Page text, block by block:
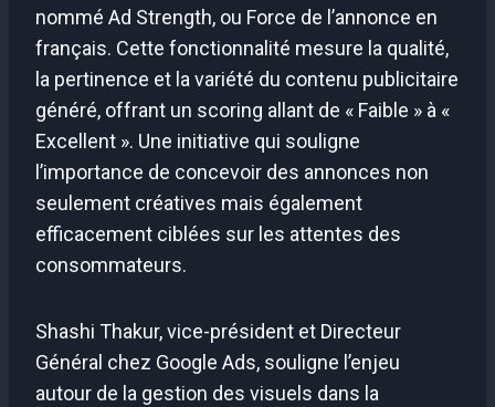
nommé Ad Strength, ou Force de l’annonce en
français. Cette fonctionnalité mesure la qualité,
la pertinence et la variété du contenu publicitaire
généré, offrant un scoring allant de « Faible » à «
Excellent ». Une initiative qui souligne
l’importance de concevoir des annonces non
seulement créatives mais également
efficacement ciblées sur les attentes des
consommateurs.
Shashi Thakur, vice-président et Directeur
Général chez Google Ads, souligne l’enjeu
autour de la gestion des visuels dans la